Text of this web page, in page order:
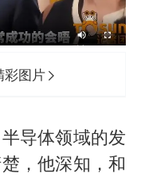
彩图片
导体领域的发
，他深知，和